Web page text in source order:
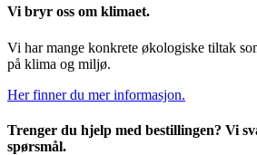
Vi bryr oss om klimaet.
Vi har mange konkrete økologiske tiltak
på klima og miljø.
Her finner du mer informasjon.
Trenger du hjelp med bestillingen? Vi
spørsmål.